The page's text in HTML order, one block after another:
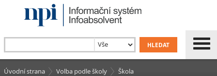
Úvodní strana Volba podle školy Škola